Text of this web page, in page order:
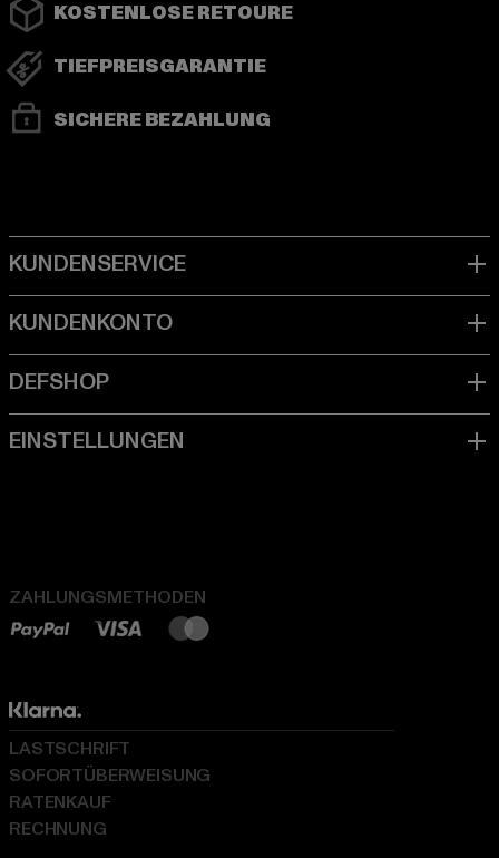
KOSTENLOSE RETOURE
TIEFPREISGARANTIE
SICHERE BEZAHLUNG
ZAHLUNGSMETHODEN
LASTSCHRIFT
SOFORTÜBERWEISUNG
RATENKAUF
RECHNUNG